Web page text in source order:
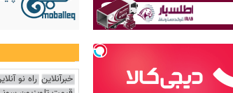
خبرآنلاین راه نو